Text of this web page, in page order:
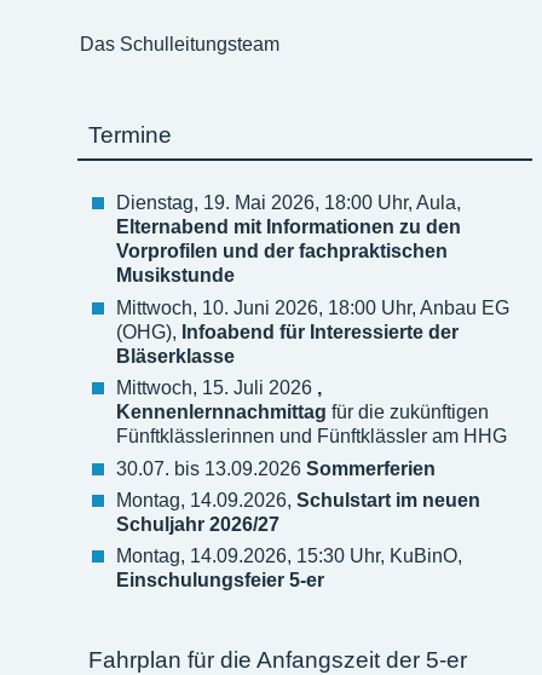
Das Schulleitungsteam
Termine
Dienstag, 19. Mai 2026, 18:00 Uhr, Aula,
Elternabend mit Informationen zu den
Vorprofilen und der fachpraktischen
Musikstunde
Mittwoch, 10. Juni 2026, 18:00 Uhr, Anbau EG
(OHG), Infoabend für Interessierte der
Bläserklasse
Mittwoch, 15. Juli 2026 ,
Kennenlernnachmittag für die zukünftigen
Fünftklässlerinnen und Fünftklässler am HHG
30.07. bis 13.09.2026 Sommerferien
Montag, 14.09.2026, Schulstart im neuen
Schuljahr 2026/27
Montag, 14.09.2026, 15:30 Uhr, KuBinO,
Einschulungsfeier 5-er
Fahrplan für die Anfangszeit der 5-er